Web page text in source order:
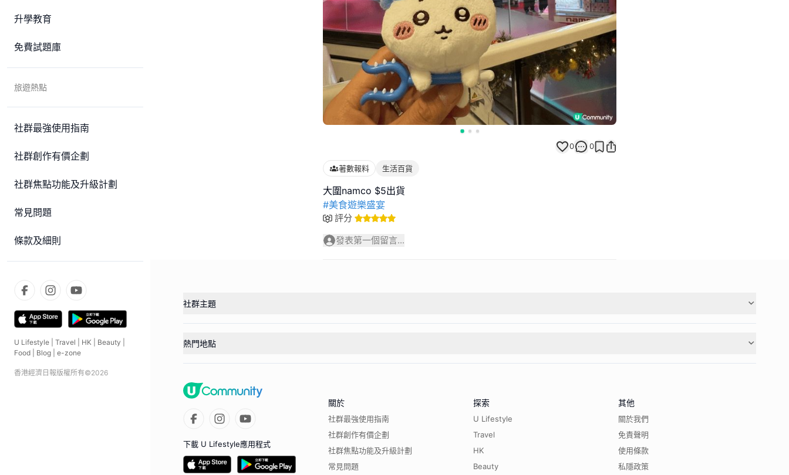
升學教育
免費試題庫
旅遊熱點
社群最強使用指南
社群創作有價企劃
社群焦點功能及升級計劃
常見問題
條款及細則
U Lifestyle Travel HK Beauty
Food
Blog e-zone
香港經濟日報版權所有©2026
0 0
著數報料 生活百貨
#美食遊樂盛宴
評分
發表第一個留言...
社群主題
熱門地點
下載 U Lifestyle應用程式
關於
社群最強使用指南
社群創作有價企劃
社群焦點功能及升級計劃
常見問題
探索
U Lifestyle
Travel
HK
Beauty
其他
關於我們
免責聲明
使用條款
私隱政策